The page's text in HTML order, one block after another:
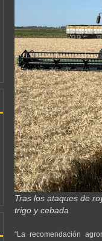
Tras los ataques de
trigo y cebada
“La recomendación